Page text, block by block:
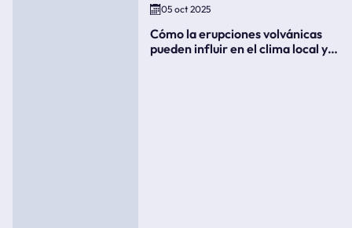
05 oct 2025
Cómo la erupciones volvánicas
pueden influir en el clima local y